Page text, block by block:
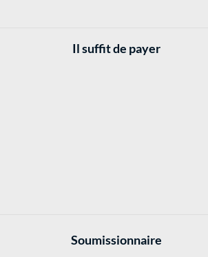
Il suffit de payer
Soumissionnaire